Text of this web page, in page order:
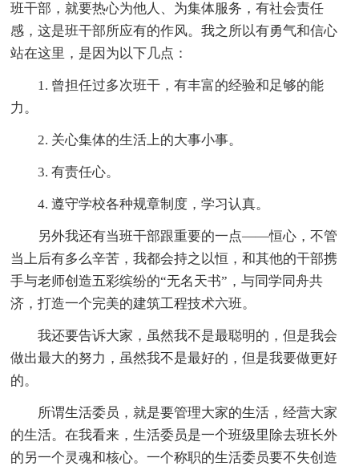
班干部，就要热心为他人、为集体服务，有社会责任
感，这是班干部所应有的作风。我之所以有勇气和信心
站在这里，是因为以下几点：
1. 曾担任过多次班干，有丰富的经验和足够的能
力。
2. 关心集体的生活上的大事小事。
3. 有责任心。
4. 遵守学校各种规章制度，学习认真。
另外我还有当班干部跟重要的一点——恒心，不管
当上后有多么辛苦，我都会持之以恒，和其他的干部携
手与老师创造五彩缤纷的“无名天书”，与同学同舟共
济，打造一个完美的建筑工程技术六班。
我还要告诉大家，虽然我不是最聪明的，但是我会
做出最大的努力，虽然我不是最好的，但是我要做更好
的。
所谓生活委员，就是要管理大家的生活，经营大家
的生活。在我看来，生活委员是一个班级里除去班长外
的另一个灵魂和核心。一个称职的生活委员要不失创造